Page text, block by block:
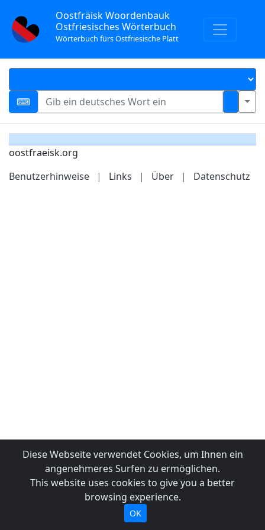
Oostfräisk Woordenbauk
Ostfriesisches Wörterbuch
Wörterbuch fürs Ostfriesische Platt
oostfraeisk.org
Benutzerhinweise
| Links | Über | Datenschutz
Diese Webseite verwendet Cookies, um Ihnen ein
angenehmeres Surfen zu ermöglichen.
This website uses cookies to give you a better
browsing experience.
OK